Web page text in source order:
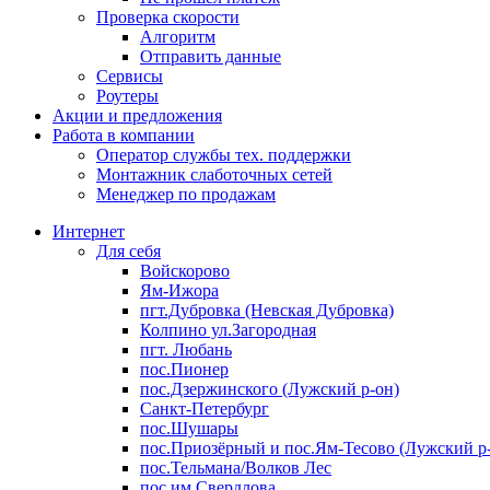
Проверка скорости
Алгоритм
Отправить данные
Сервисы
Роутеры
Акции и предложения
Работа в компании
Оператор службы тех. поддержки
Монтажник слаботочных сетей
Менеджер по продажам
Интернет
Для себя
Войскорово
Ям-Ижора
пгт.Дубровка (Невская Дубровка)
Колпино ул.Загородная
пгт. Любань
пос.Пионер
пос.Дзержинского (Лужский р-он)
Санкт-Петербург
пос.Шушары
пос.Приозёрный и пос.Ям-Тесово (Лужский
пос.Тельмана/Волков Лес